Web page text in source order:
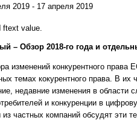
2019 - 17 апреля 2019
ftext value.
– Обзор 2018-го года и
изменений конкурентного
темах кокурентного права. В их
недавние изменения в области
и конкуренции в
из частных компаний обсудят эти